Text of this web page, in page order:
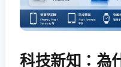
科技新知：為